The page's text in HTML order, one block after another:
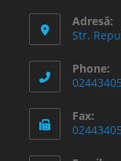
Adresă:
Str.
Phone:
Fax: